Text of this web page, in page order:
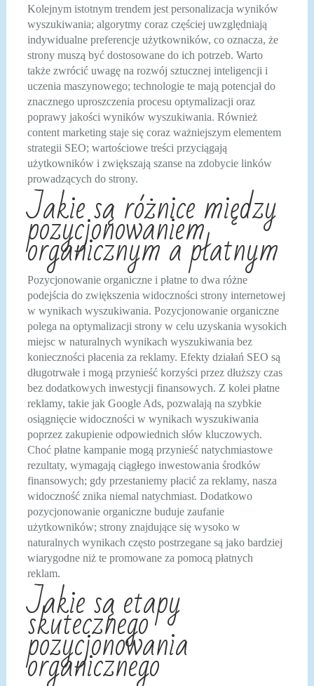
Kolejnym istotnym trendem jest personalizacja wyników
wyszukiwania; algorytmy coraz częściej uwzględniają
indywidualne preferencje użytkowników, co oznacza, że
strony muszą być dostosowane do ich potrzeb. Warto
także zwrócić uwagę na rozwój sztucznej inteligencji i
uczenia maszynowego; technologie te mają potencjał do
znacznego uproszczenia procesu optymalizacji oraz
poprawy jakości wyników wyszukiwania. Również
content marketing staje się coraz ważniejszym elementem
strategii SEO; wartościowe treści przyciągają
użytkowników i zwiększają szanse na zdobycie linków
prowadzących do strony.
Jakie są różnice między
pozycjonowaniem
organicznym a płatnym
Pozycjonowanie organiczne i płatne to dwa różne
podejścia do zwiększenia widoczności strony internetowej
w wynikach wyszukiwania. Pozycjonowanie organiczne
polega na optymalizacji strony w celu uzyskania wysokich
miejsc w naturalnych wynikach wyszukiwania bez
konieczności płacenia za reklamy. Efekty działań SEO są
długotrwałe i mogą przynieść korzyści przez dłuższy czas
bez dodatkowych inwestycji finansowych. Z kolei płatne
reklamy, takie jak Google Ads, pozwalają na szybkie
osiągnięcie widoczności w wynikach wyszukiwania
poprzez zakupienie odpowiednich słów kluczowych.
Choć płatne kampanie mogą przynieść natychmiastowe
rezultaty, wymagają ciągłego inwestowania środków
finansowych; gdy przestaniemy płacić za reklamy, nasza
widoczność znika niemal natychmiast. Dodatkowo
pozycjonowanie organiczne buduje zaufanie
użytkowników; strony znajdujące się wysoko w
naturalnych wynikach często postrzegane są jako bardziej
wiarygodne niż te promowane za pomocą płatnych
reklam.
Jakie są etapy
skutecznego
pozycjonowania
organicznego